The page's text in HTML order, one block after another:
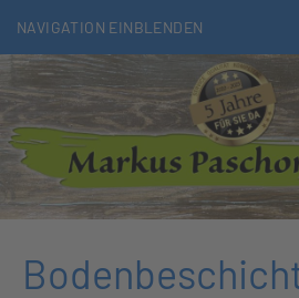
NAVIGATION EINBLENDEN